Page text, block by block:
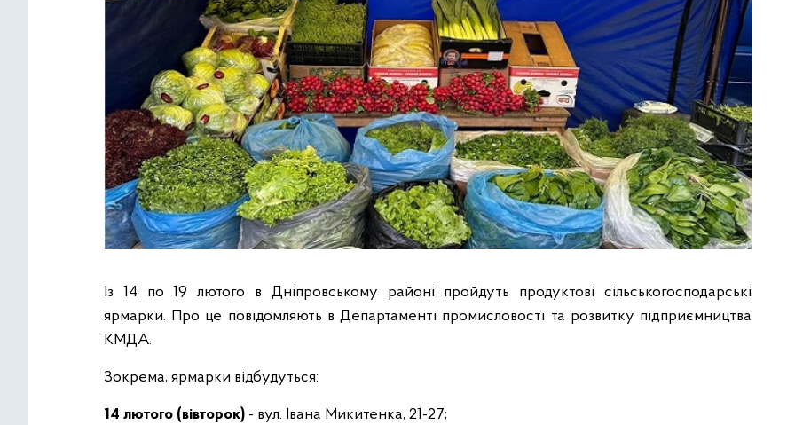
Із 14 по 19 лютого в Дніпровському районі пройдуть продуктові сільськогосподарські
ярмарки. Про це повідомляють в Департаменті промисловості та розвитку підприємництва
КМДА.
Зокрема, ярмарки відбудуться:
14 лютого (вівторок) - вул. Івана Микитенка, 21-27;